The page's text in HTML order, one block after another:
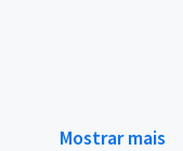
Mostrar mais